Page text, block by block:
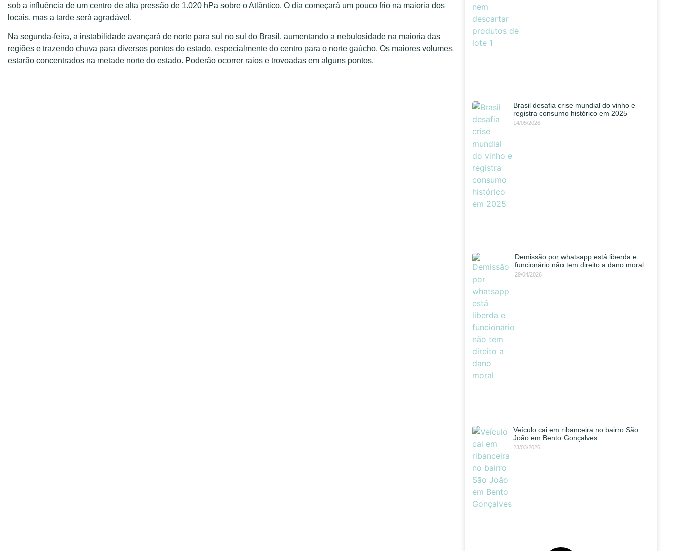
sob a influência de um centro de alta pressão de 1.020 hPa sobre o Atlântico. O dia começará um pouco frio na maioria dos
locais, mas a tarde será agradável.
Na segunda-feira, a instabilidade avançará de norte para sul no sul do Brasil, aumentando a nebulosidade na maioria das
regiões e trazendo chuva para diversos pontos do estado, especialmente do centro para o norte gaúcho. Os maiores volumes
estarão concentrados na metade norte do estado. Poderão ocorrer raios e trovoadas em alguns pontos.
Brasil desafia crise mundial do vinho e
registra consumo histórico em 2025
14/05/2026
Demissão por whatsapp está liberda e
funcionário não tem direito a dano moral
29/04/2026
Veículo cai em ribanceira no bairro São
João em Bento Gonçalves
23/03/2026